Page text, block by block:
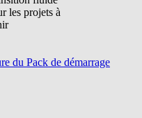
les projets à
du Pack de démarrage